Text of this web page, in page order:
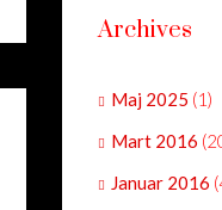
Archives
Maj 2025 (1)
Mart 2016
Januar 2016